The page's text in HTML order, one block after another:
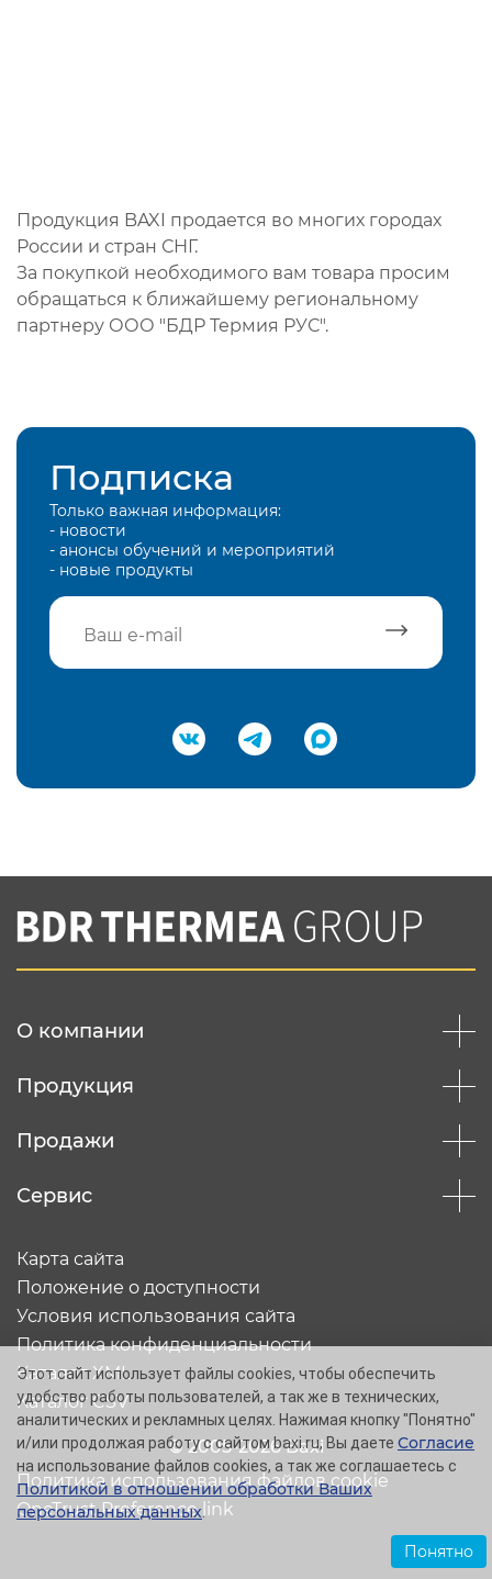
Продукция BAXI продается во многих городах
России и стран СНГ.
За покупкой необходимого вам товара просим
обращаться к ближайшему региональному
партнеру ООО "БДР Термия РУС".
Подписка
Только важная информация:
- новости
- анонсы обучений и мероприятий
- новые продукты
Подтвердить e-mail
Вы соглашаетесь с нашей политикой
конфеденциальности
О компании
Продукция
Продажи
Сервис
© 2005-2026 Baxi
Карта сайта
Положение о доступности
Условия использования сайта
Политика конфиденциальности
Каталог XML
Каталог CSV
Политика использования файлов cookie
OneTrust Preference link
Этот сайт использует файлы cookies, чтобы обеспечить
удобство работы пользователей, а так же в технических,
аналитических и рекламных целях. Нажимая кнопку "Понятно"
и/или продолжая работу с сайтом baxi.ru, Вы даете Согласие
на использование файлов cookies, а так же соглашаетесь с
Политикой в отношении обработки Ваших
персональных данных.
Понятно